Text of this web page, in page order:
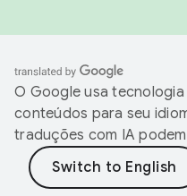
O Google usa
conteúdos para seu
traduções com IA